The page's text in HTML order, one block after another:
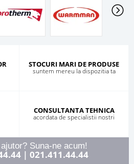
STOCURI MARI DE PRODUSE
suntem mereu la dispozitia ta
CONSULTANTA TEHNICA
acordata de specialistii nostri
Suna-ne acum!
| 021.411.44.44